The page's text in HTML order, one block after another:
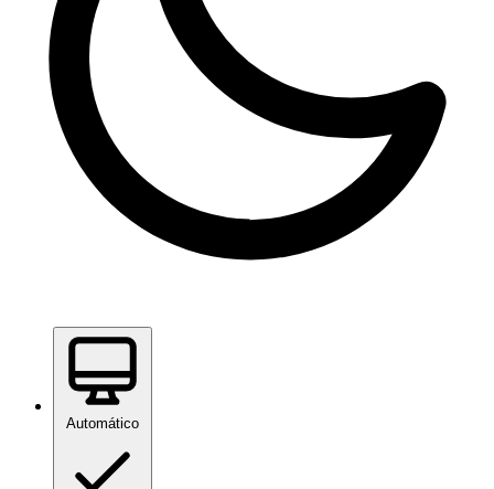
Automático